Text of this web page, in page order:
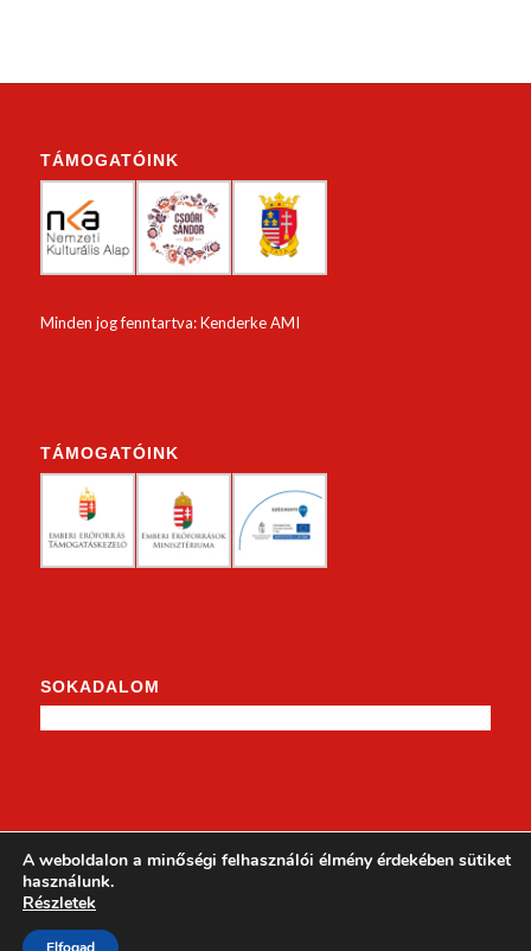
TÁMOGATÓINK
Minden jog fenntartva: Kenderke AMI
TÁMOGATÓINK
SOKADALOM
A weboldalon a minőségi felhasználói élmény érdekében sütiket
használunk.
Részletek